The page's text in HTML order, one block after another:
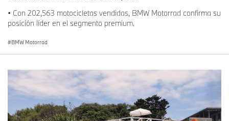
• Con 202,563 motocicletas vendidas, BMW Motorrad confirma su
posición líder en el segmento premium.
BMW Motorrad